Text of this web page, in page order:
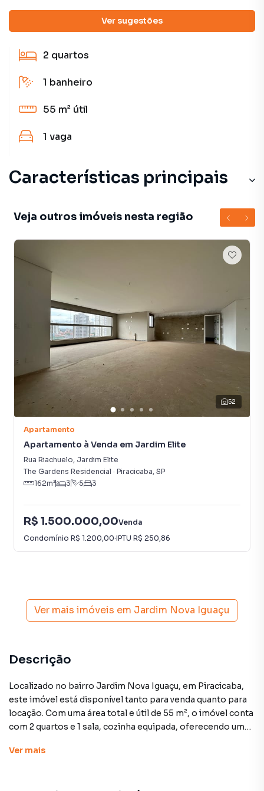
Ver sugestões
Detalhes do imóvel
2 quartos
1 banheiro
55 m² útil
1 vaga
Características principais
Veja outros imóveis nesta região
52
Apartamento
Apartamento à Venda em Jardim Elite
Rua Riachuelo, Jardim Elite
The Gardens Residencial · Piracicaba, SP
162m² 3 5 3
R$ 1.500.000,00Venda
Condomínio R$ 1.200,00·IPTU R$ 250,86
Ver mais imóveis em Jardim Nova Iguaçu
Descrição
Localizado no bairro Jardim Nova Iguaçu, em Piracicaba,
este imóvel está disponível tanto para venda quanto para
locação. Com uma área total e útil de 55 m², o imóvel conta
com 2 quartos e 1 sala, cozinha equipada, oferecendo uma
tamanho compacto e prática.
Ver mais